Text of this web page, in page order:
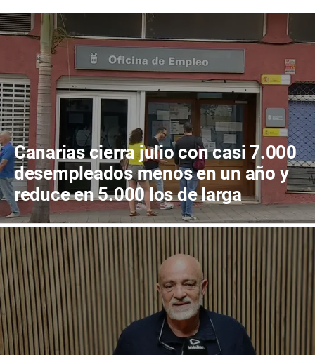
Canarias cierra julio con casi 7.000
desempleados menos en un año y
reduce en 5.000 los de larga
duración